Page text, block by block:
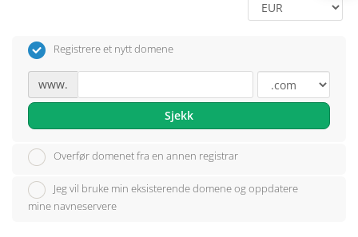
Registrere et nytt domene
www.
Sjekk
Overfør domenet fra en annen registrar
Jeg vil bruke min eksisterende domene og oppdatere
mine navneservere